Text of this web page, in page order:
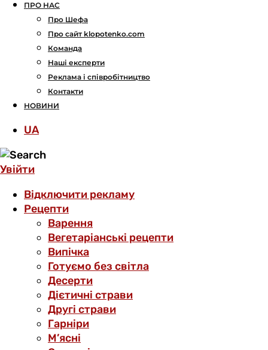
ПРО НАС
Про Шефа
Про сайт klopotenko.com
Команда
Наші експерти
Реклама і співробітництво
Контакти
НОВИНИ
UA
Увійти
Відключити рекламу
Рецепти
Варення
Вегетаріанські рецепти
Випічка
Готуємо без світла
Десерти
Дієтичні страви
Другі страви
Гарніри
М’ясні